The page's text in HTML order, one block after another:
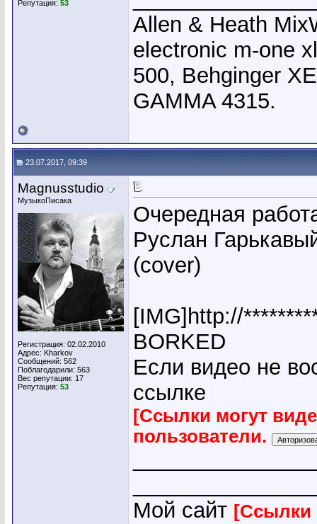
Репутация: 53
Allen & Heath
electronic m-one
500, Behginger
GAMMA 4315.
23.07.2017, 09:39
Magnusstudio
МузыкоПисака
Регистрация: 02.02.2010
Адрес: Kharkov
Сообщений: 562
Поблагодарили: 563
Вес репутации: 17
Репутация: 53
Очередная
Руслан
(cover)
[IMG]http://
BORKED
Если видео не
ссылке
[Ссылки могут
пользователи.
Мой сайт [Ссылки